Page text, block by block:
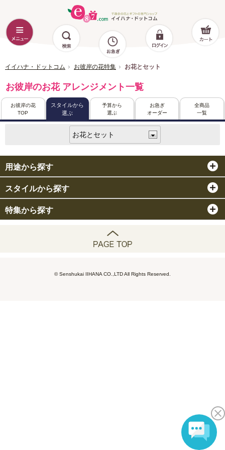
イイハナ・ドットコム お彼岸の花特集 お花とセット
お彼岸のお花 アレンジメント一覧
お彼岸の花
TOP
スタイルから
選ぶ
予算から
選ぶ
お急ぎ
オーダー
全商品
一覧
用途から探す
スタイルから探す
特集から探す
© Senshukai IIHANA CO.,LTD All Rights Reserved.